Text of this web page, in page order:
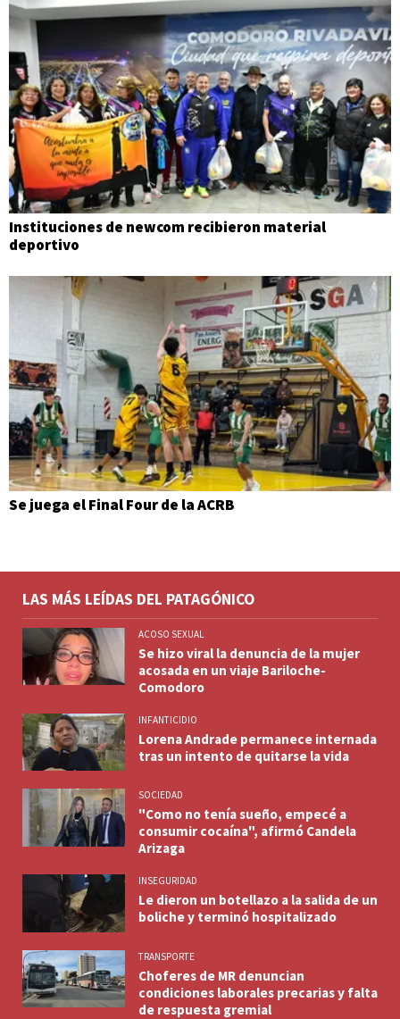
Instituciones de newcom recibieron material
deportivo
Se juega el Final Four de la ACRB
LAS MÁS LEÍDAS DEL PATAGÓNICO
ACOSO SEXUAL
Se hizo viral la denuncia de la mujer
acosada en un viaje Bariloche-
Comodoro
INFANTICIDIO
Lorena Andrade permanece internada
tras un intento de quitarse la vida
SOCIEDAD
"Como no tenía sueño, empecé a
consumir cocaína", afirmó Candela
Arizaga
INSEGURIDAD
Le dieron un botellazo a la salida de un
boliche y terminó hospitalizado
TRANSPORTE
Choferes de MR denuncian
condiciones laborales precarias y falta
de respuesta gremial